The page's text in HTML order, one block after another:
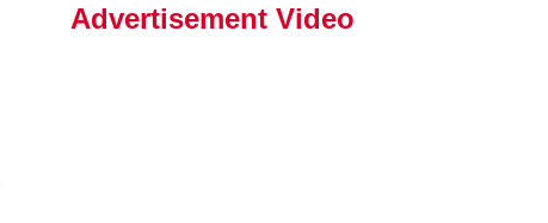
Advertisement Video